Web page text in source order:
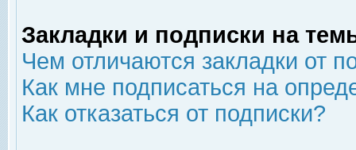
Закладки и подписки на
Чем отличаются закладки от
Как мне подписаться на
Как отказаться от подписки?